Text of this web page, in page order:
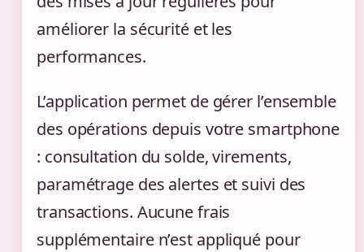
améliorer la sécurité et les
performances.
L’application permet de gérer l’ensemble
des opérations depuis votre smartphone
: consultation du solde, virements,
paramétrage des alertes et suivi des
transactions. Aucune frais
supplémentaire n’est appliqué pour